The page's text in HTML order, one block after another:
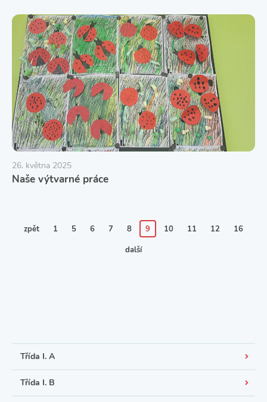
26. května 2025
Naše výtvarné práce
zpět 1 5 6 7 8 9 10 11 12 16
další
Třída I. A
Třída I. B